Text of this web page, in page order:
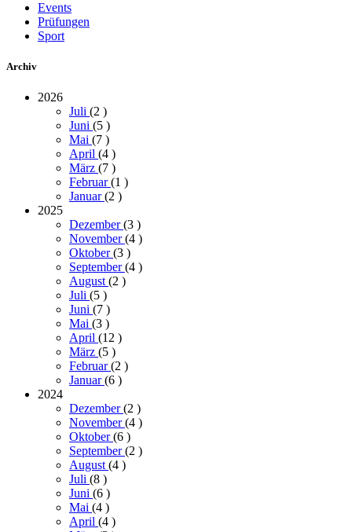
Events
Prüfungen
Sport
Archiv
2026
Juli (2 )
Juni (5 )
Mai (7 )
April (4 )
März (7 )
Februar(1 )
Januar(2 )
2025
Dezember(3 )
November(4 )
Oktober(3 )
September(4 )
August (2 )
Juli (5 )
Juni (7 )
Mai (3 )
April (12 )
März (5 )
Februar(2 )
Januar(6 )
2024
Dezember(2 )
November(4 )
Oktober(6 )
September(2 )
August (4 )
Juli (8 )
Juni (6 )
Mai (4 )
April (4 )